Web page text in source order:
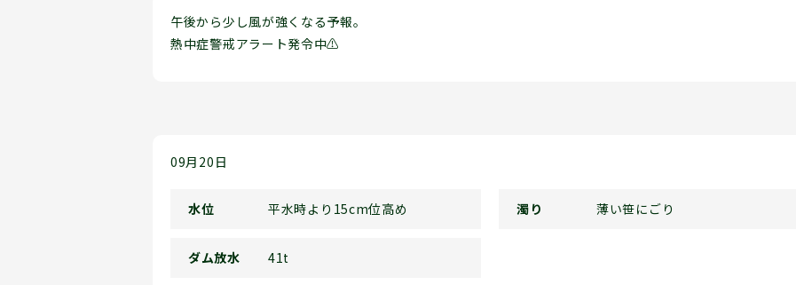
午後から少し風が強くなる予報。
熱中症警戒アラート発令中⚠
09月20日
水位 平水時より15cm位高め 濁り 薄い笹にごり
ダム放水 41t